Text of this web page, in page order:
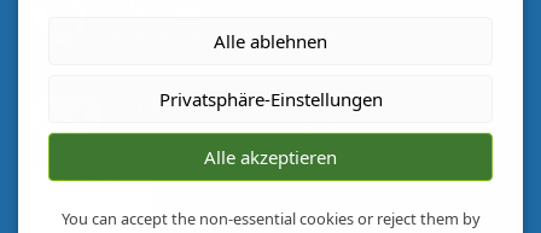
+49 8379 728244
(Mo-Fr 09-17 Uhr)
Newsletter
1/4 jährliche Angebote & Aktionen
Alle ablehnen
Privatsphäre-Einstellungen
Alle akzeptieren
You can accept the non-essential cookies or reject them by